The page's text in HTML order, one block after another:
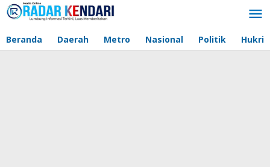
Lewati
ke
Beranda Daerah Metro Nasional Politik